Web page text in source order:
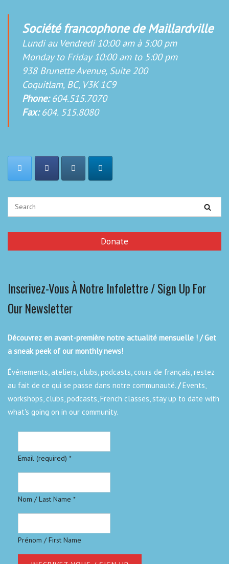
Société francophone de Maillardville
Lundi au Vendredi 10:00 am à 5:00 pm
Monday to Friday 10:00 am to 5:00 pm
938 Brunette Avenue, Suite 200
Coquitlam, BC, V3K 1C9
Phone:604.515.7070
Fax:604. 515.8080
Donate
Inscrivez-Vous À Notre Infolettre / Sign Up For
Our Newsletter
Découvrez en avant-première notre actualité mensuelle ! / Get
a sneak peek of our monthly news!
Événements, ateliers, clubs, podcasts, cours de français, restez
au fait de ce qui se passe dans notre communauté. /Events,
workshops, clubs, podcasts, French classes, stay up to date with
what's going on in our community.
Email (required) *
Nom / Last Name *
Prénom / First Name